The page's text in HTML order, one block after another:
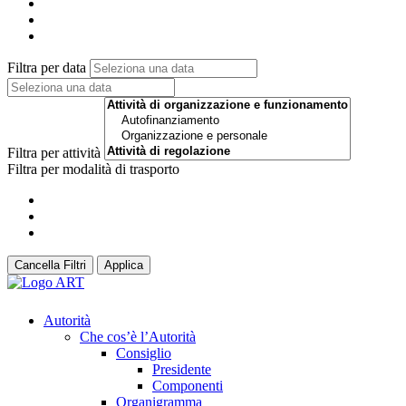
Filtra per data
Filtra per attività
Filtra per modalità di trasporto
Cancella Filtri Applica
Autorità
Che cos’è l’Autorità
Consiglio
Presidente
Componenti
Organigramma